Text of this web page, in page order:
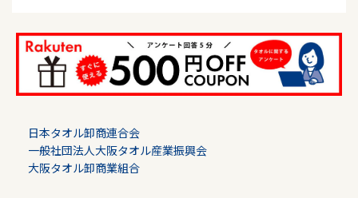
日本タオル卸商連合会
一般社団法人大阪タオル産業振興会
大阪タオル卸商業組合